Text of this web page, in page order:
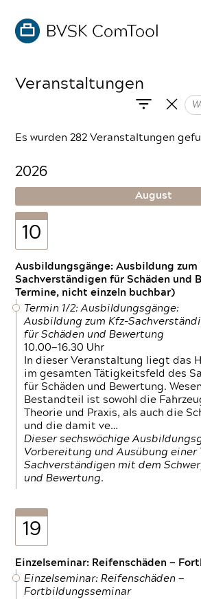
Veranstaltungen
Es wurden 282 Veranstaltungen
2026
August
10
Ausbildungsgänge: Ausbildung zum
Sachverständigen für Schäden und
Termine, nicht einzeln buchbar)
Termin 1/2: Ausbildungsgänge:
Ausbildung zum Kfz-
für Schäden und Bewertung
10.00—16.30 Uhr
In dieser Veranstaltung liegt das
im gesamten Tätigkeitsfeld des
für Schäden und Bewertung.
Bestandteil ist sowohl die
Theorie und Praxis, als auch die
und die damit ve…
Dieser sechswöchige
Vorbereitung und Ausübung einer
Sachverständigen mit dem
und Bewertung.
19
Einzelseminar: Reifenschäden —
Einzelseminar: Reifenschäden —
Fortbildungsseminar